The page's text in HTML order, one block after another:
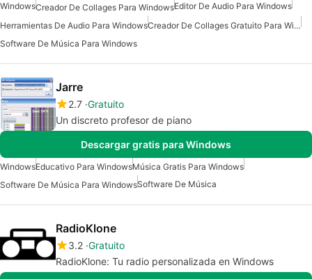
WindowsCreador De Collages Para WindowsEditor De Audio Para Windows
Herramientas De Audio Para Windows
Creador De Collages Gratuito Para Windows
Software De Música Para Windows
Jarre
2.7 Gratuito
Un discreto profesor de piano
Descargar gratis para Windows
WindowsEducativo Para WindowsMúsica Gratis Para Windows
Software De Música Para WindowsSoftware De Música
RadioKlone
3.2 Gratuito
RadioKlone: Tu radio personalizada en Windows